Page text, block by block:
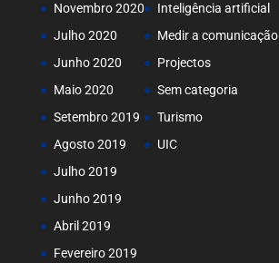
Novembro 2020
Julho 2020
Junho 2020
Maio 2020
Setembro 2019
Agosto 2019
Julho 2019
Junho 2019
Abril 2019
Fevereiro 2019
Inteligência artificial
Medir a comunicação
Projectos
Sem categoria
Turismo
UIC